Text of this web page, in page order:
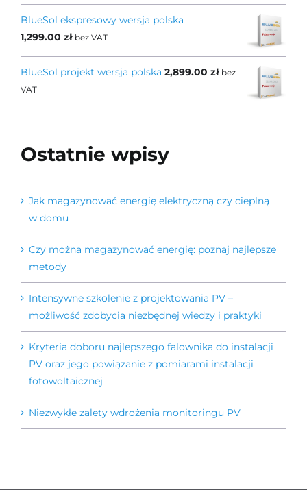
BlueSol ekspresowy wersja polska
1,299.00 zł bez VAT
BlueSol projekt wersja polska 2,899.00 zł bez
VAT
Ostatnie wpisy
Jak magazynować energię elektryczną czy cieplną
w domu
Czy można magazynować energię: poznaj najlepsze
metody
Intensywne szkolenie z projektowania PV –
możliwość zdobycia niezbędnej wiedzy i praktyki
Kryteria doboru najlepszego falownika do instalacji
PV oraz jego powiązanie z pomiarami instalacji
fotowoltaicznej
Niezwykłe zalety wdrożenia monitoringu PV